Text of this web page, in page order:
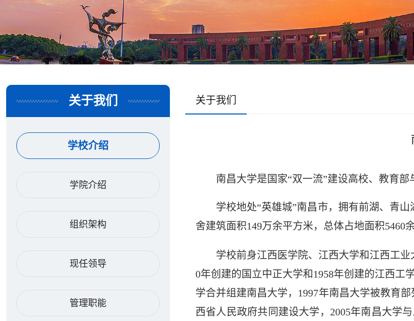
关于我们
学校介绍
学院介绍
组织架构
现任领导
管理职能
关于我们
南昌大学是国家“双一流”建设高校、教育
学校地处“英雄城”南昌市，拥有前湖、青
舍建筑面积149万余平方米，总体占地面积5460
学校前身江西医学院、江西大学和江西工
0年创建的国立中正大学和1958年创建的江西工
学合并组建南昌大学，1997年南昌大学被教育
西省人民政府共同建设大学，2005年南昌大学